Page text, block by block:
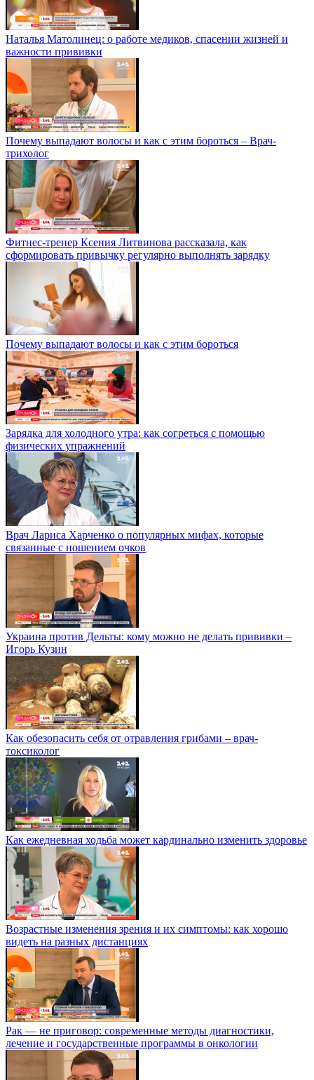
Наталья Матолинец: о работе медиков, спасении жизней и
важности прививки
Почему выпадают волосы и как с этим бороться – Врач-
трихолог
Фитнес-тренер Ксения Литвинова рассказала, как
сформировать привычку регулярно выполнять зарядку
Почему выпадают волосы и как с этим бороться
Зарядка для холодного утра: как согреться с помощью
физических упражнений
Врач Лариса Харченко о популярных мифах, которые
связанные с ношением очков
Украина против Дельты: кому можно не делать прививки –
Игорь Кузин
Как обезопасить себя от отравления грибами – врач-
токсиколог
Как ежедневная ходьба может кардинально изменить здоровье
Возрастные изменения зрения и их симптомы: как хорошо
видеть на разных дистанциях
Рак — не приговор: современные методы диагностики,
лечение и государственные программы в онкологии